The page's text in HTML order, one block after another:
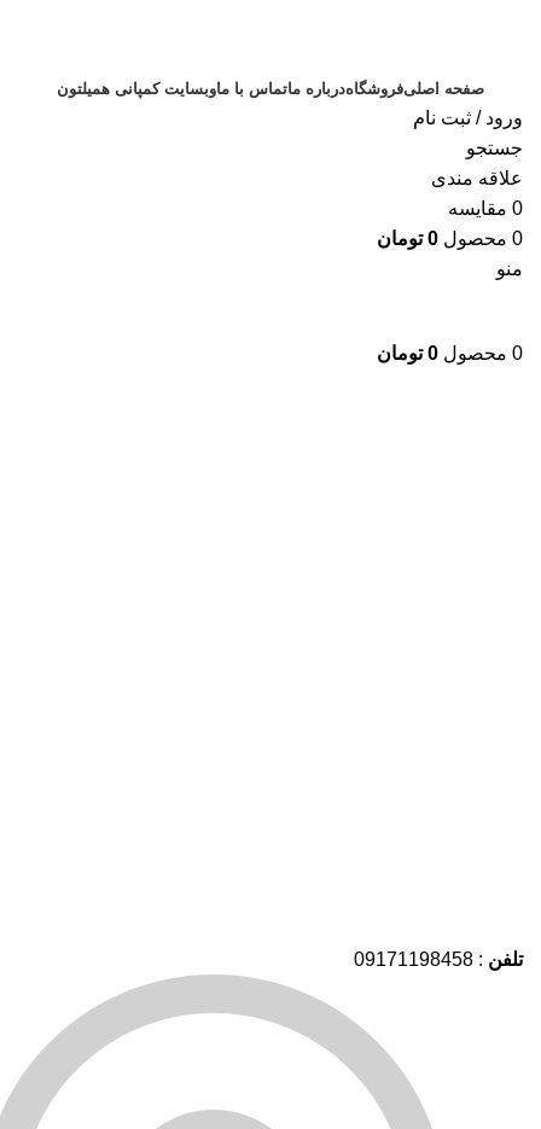
صفحه اصلیفروشگاهدرباره ماتماس با ماوبسایت کمپانی همیلتون
ورود / ثبت نام
جستجو
علاقه مندی
0 مقایسه
0 محصول 0 تومان
منو
0 محصول 0 تومان
تلفن : 09171198458